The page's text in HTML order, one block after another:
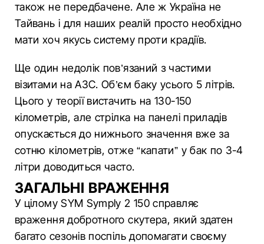
також не передбачене. Але ж Україна не
Тайвань і для наших реалій просто необхідно
мати хоч якусь систему проти крадіїв.
Ще один недолік пов’язаний з частими
візитами на АЗС. Об’єм баку усього 5 літрів.
Цього у теорії вистачить на 130-150
кілометрів, але стрілка на панелі приладів
опускається до нижнього значення вже за
сотню кілометрів, отже “капати” у бак по 3-4
літри доводиться часто.
ЗАГАЛЬНІ ВРАЖЕННЯ
У цілому SYM Symply 2 150 справляє
враження добротного скутера, який здатен
багато сезонів поспіль допомагати своєму